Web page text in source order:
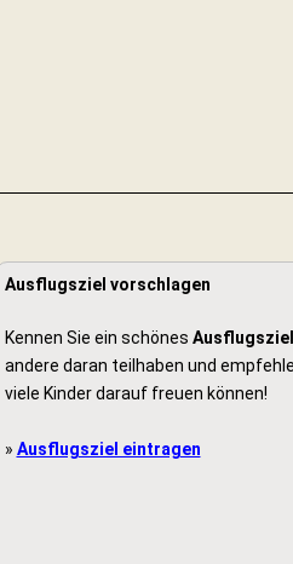
Ausflugsziel vorschlagen
Kennen Sie ein schönes
andere daran teilhaben und
viele Kinder darauf freuen können!
» Ausflugsziel eintragen